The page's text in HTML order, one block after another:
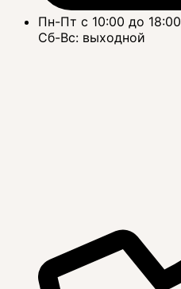
Пн-Пт с 10:00 до 18:00
Сб-Вс: выходной